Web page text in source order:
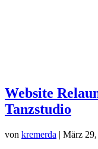
Website
Tanzstudio
von kremerda | März